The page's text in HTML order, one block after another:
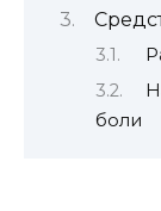
боли